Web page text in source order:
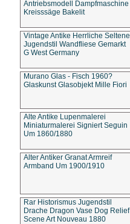
Antriebsmodell Dampfmaschine
Kreisssäge Bakelit
Vintage Antike Herrliche Seltene
Jugendstil Wandfliese Gemarkt
G West Germany
Murano Glas - Fisch 1960?
Glaskunst Glasobjekt Mille Fiori
Alte Antike Lupenmalerei
Miniaturmalerei Signiert Seguin
Um 1860/1880
Alter Antiker Granat Armreif
Armband Um 1900/1910
Rar Historismus Jugendstil
Drache Dragon Vase Dog Relief
Scene Art Nouveau 1880